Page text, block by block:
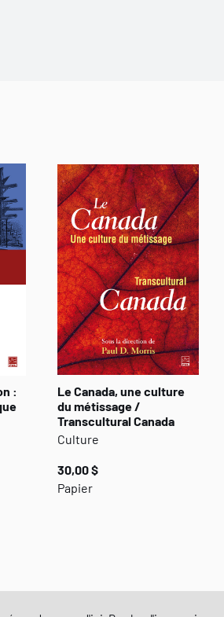
:
Le Canada, une culture
du métissage /
Transcultural Canada
Culture
30,00 $
Papier